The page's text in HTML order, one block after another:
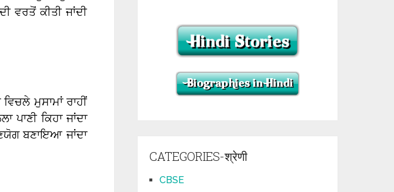
ਵਰਤੋਂ ਕੀਤੀ ਜਾਂਦੀ
ਮੁਸਾਮਾਂ ਰਾਹੀਂ
ਕਿਹਾ ਜਾਂਦਾ
ਬਣਾਇਆ ਜਾਂਦਾ
CATEGORIES-श्रेणी
CBSE